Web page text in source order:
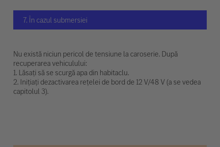
7. În cazul submersiei
Nu există niciun pericol de tensiune la caroserie. După
recuperarea vehiculului:
1. Lăsați să se scurgă apa din habitaclu.
2. Inițiați dezactivarea rețelei de bord de 12 V/48 V (a se vedea
capitolul 3).